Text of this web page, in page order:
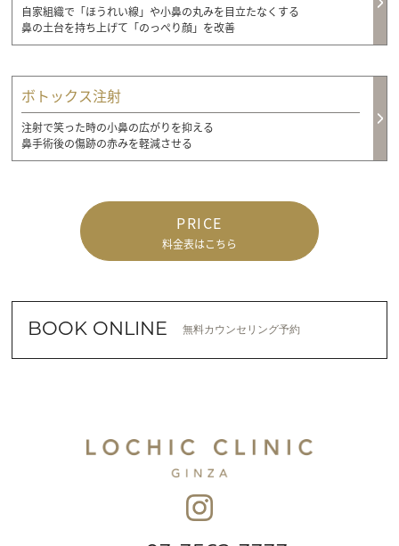
自家組織で「ほうれい線」や小鼻の丸みを目立たなくする
鼻の土台を持ち上げて「のっぺり顔」を改善
ボトックス注射
注射で笑った時の小鼻の広がりを抑える
鼻手術後の傷跡の赤みを軽減させる
PRICE
料金表はこちら
BOOK ONLINE 無料カウンセリング予約